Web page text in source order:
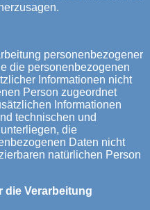
personenbezogener
die personenbezogenen
Informationen nicht
Person zugeordnet
Informationen
technischen und
die
Daten nicht
natürlichen Person
die Verarbeitung